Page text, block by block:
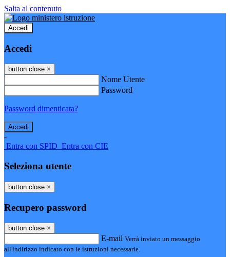
Salta al contenuto
Accedi
Accedi
button close ×
Nome Utente
Password
Password dimenticata?
-
Entra con SPID Entra con CIE
Seleziona utente
button close ×
Recupero password
button close ×
E-mail Verrà inviato un messaggio
all'indirizzo indicato con le istruzioni necessarie.